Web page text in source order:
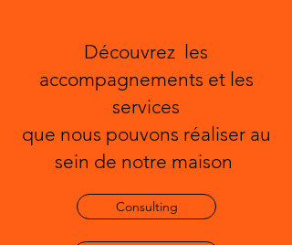
Découvrez les
accompagnements et les
services
que nous pouvons réaliser au
sein de notre maison
Consulting